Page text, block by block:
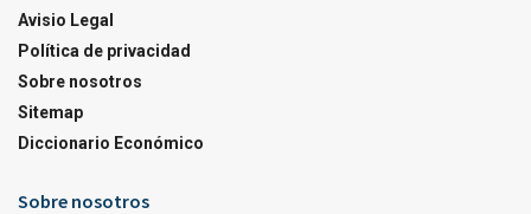
Avisio Legal
Política de privacidad
Sobre nosotros
Sitemap
Diccionario Económico
Sobre nosotros